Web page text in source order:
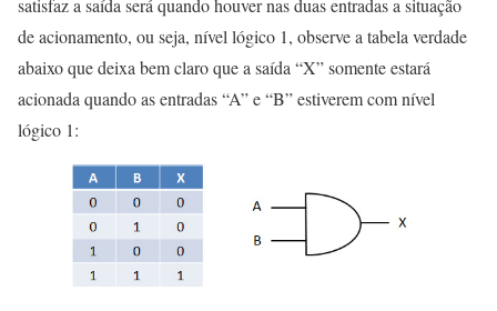
satisfaz a saída será quando houver nas duas entradas a situação
de acionamento, ou seja, nível lógico 1, observe a tabela verdade
abaixo que deixa bem claro que a saída “X” somente estará
acionada quando as entradas “A” e “B” estiverem com nível
lógico 1: